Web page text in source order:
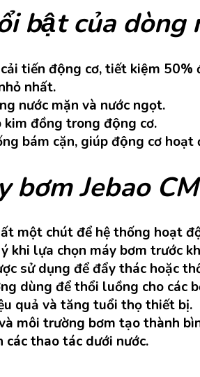
bật của dòng
tiến động cơ, tiết kiệm 50%
nhất.
nước mặn và nước ngọt.
kim đồng trong động cơ.
bám cặn, giúp động cơ hoạt
bơm Jebao
một chút để hệ thống hoạt
khi lựa chọn máy bơm trước
sử dụng để đẩy thác hoặc
dùng để thổi luồng cho các
quả và tăng tuổi thọ thiết bị.
môi trường bơm tạo thành
thao tác dưới nước.